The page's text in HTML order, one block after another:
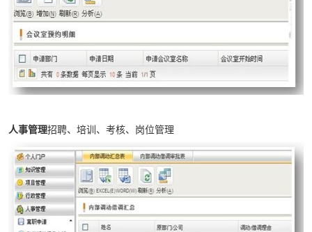
人事管理招聘、培训、考核、岗位管理